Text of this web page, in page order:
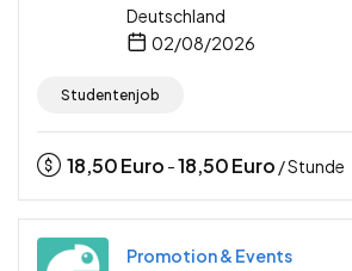
Deutschland
02/08/2026
Studentenjob
18,50Euro -18,50Euro / Stunde
Promotion & Events